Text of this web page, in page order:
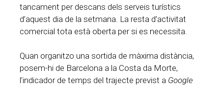
tancament per descans dels serveis turístics
d’aquest dia de la setmana. La resta d’activitat
comercial tota està oberta per si es necessita.
Quan organitzo una sortida de màxima distància,
posem-hi de Barcelona a la Costa da Morte,
l’indicador de temps del trajecte previst a Google